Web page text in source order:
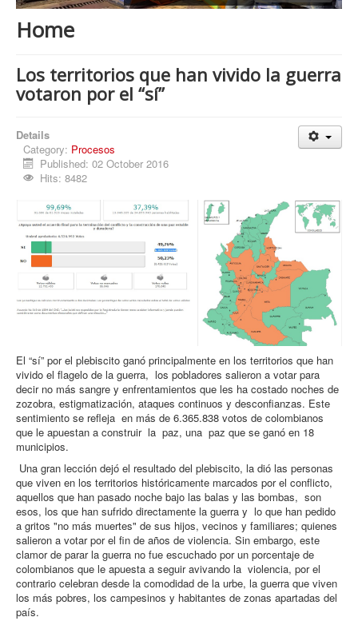
Procesos
Cultura
Multimedia
Home
Los territorios que han vivido la guerra
votaron por el “sí”
Details
Category: Procesos
Published: 02 October 2016
Hits: 8482
El “sí” por el plebiscito ganó principalmente en los territorios que han
vivido el flagelo de la guerra, los pobladores salieron a votar para
decir no más sangre y enfrentamientos que les ha costado noches de
zozobra, estigmatización, ataques continuos y desconfianzas. Este
sentimiento se refleja en más de 6.365.838 votos de colombianos
que le apuestan a construir la paz, una paz que se ganó en 18
municipios.
Una gran lección dejó el resultado del plebiscito, la dió las personas
que viven en los territorios históricamente marcados por el conflicto,
aquellos que han pasado noche bajo las balas y las bombas, son
esos, los que han sufrido directamente la guerra y lo que han pedido
a gritos "no más muertes" de sus hijos, vecinos y familiares; quienes
salieron a votar por el fin de años de violencia. Sin embargo, este
clamor de parar la guerra no fue escuchado por un porcentaje de
colombianos que le apuesta a seguir avivando la violencia, por el
contrario celebran desde la comodidad de la urbe, la guerra que viven
los más pobres, los campesinos y habitantes de zonas apartadas del
país.